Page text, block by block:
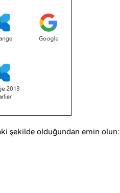
şekilde olduğundan emin olun: